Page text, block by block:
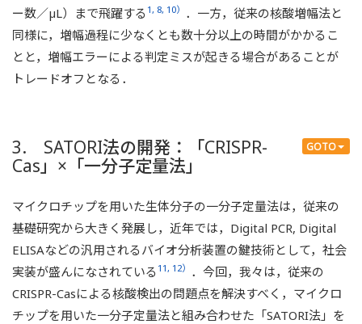
ー数／µL）まで飛躍する 1, 8, 10） ．一方，従来の核酸増幅法と
同様に，増幅過程に少なくとも数十分以上の時間がかかるこ
とと，増幅エラーによる判定ミスが起きる場合があることが
トレードオフとなる．
GOTO
3. SATORI法の開発：「CRISPR-
Cas」×「一分子定量法」
マイクロチップを用いた生体分子の一分子定量法は，従来の
基礎研究から大きく発展し，近年では，Digital PCR, Digital
ELISAなどの汎用されるバイオ分析装置の鍵技術として，社会
実装が盛んになされている 11, 12） ．今回，我々は，従来の
CRISPR-Casによる核酸検出の問題点を解決すべく，マイクロ
チップを用いた一分子定量法と組み合わせた「SATORI法」を